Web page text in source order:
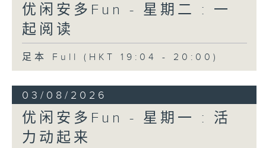
优闲安多Fun - 星期二 : 一
起阅读
足本 Full (HKT 19:04 - 20:00)
03/08/2026
优闲安多Fun - 星期一 : 活
力动起来